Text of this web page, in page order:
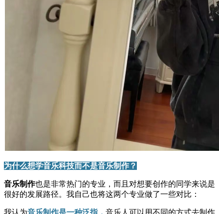
为什么想学音乐科技而不是音乐制作？
音乐制作也是非常热门的专业，而且对想要创作的同学来说是
很好的发展路径。我自己也将这两个专业做了一些对比：